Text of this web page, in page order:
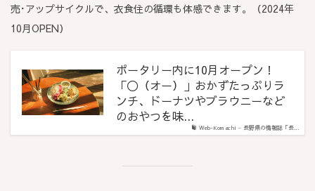
売･アップサイクルで、衣食住の循環も体感できます。（2024年
10月OPEN）
Web-Komachi – 長野県の情報誌「長...
ポータリー内に10月オープン！
「〇（オー）」おかずたっぷりラ
ンチ、ドーナツやブラウニーなど
のおやつを味...